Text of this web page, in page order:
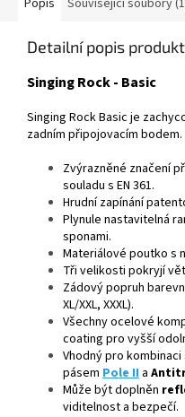
Detailní popis
Singing Rock - Basic
Singing Rock Basic je
zadním připojovacím bodem.
Zvýrazněné značení
souladu s EN 361.
Hrudní zapínání
Plynule nastavitelná
sponami.
Materiálové poutko s
Tři velikosti pokryjí
Zádový popruh
XL/XXL, XXXL).
Všechny ocelové
coating pro vyšší
Vhodný pro kombinaci
pásem Pole II a
Může být doplněn
viditelnost a bezpečí.